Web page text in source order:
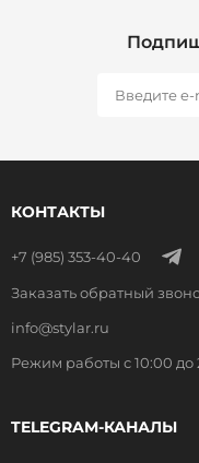
КОНТАКТЫ
+7 (985) 353-40-40
Заказать обратный
info@stylar.ru
Режим работы с 10:00 до
TELEGRAM-КАНАЛЫ